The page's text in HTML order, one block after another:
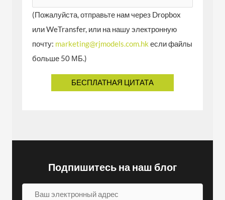
(Пожалуйста, отправьте нам через Dropbox
или WeTransfer, или на нашу электронную
почту: marketing@rjmodels.com.hk если файлы
больше 50 МБ.)
Подпишитесь на наш блог